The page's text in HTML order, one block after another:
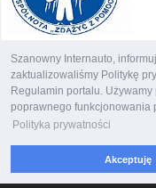
Szanowny Internauto,
zaktualizowaliśmy Politykę
Regulamin portalu.
poprawnego funkcjonowania
Polityka prywatności
Akceptuję
© 2007-2026 Włocławski